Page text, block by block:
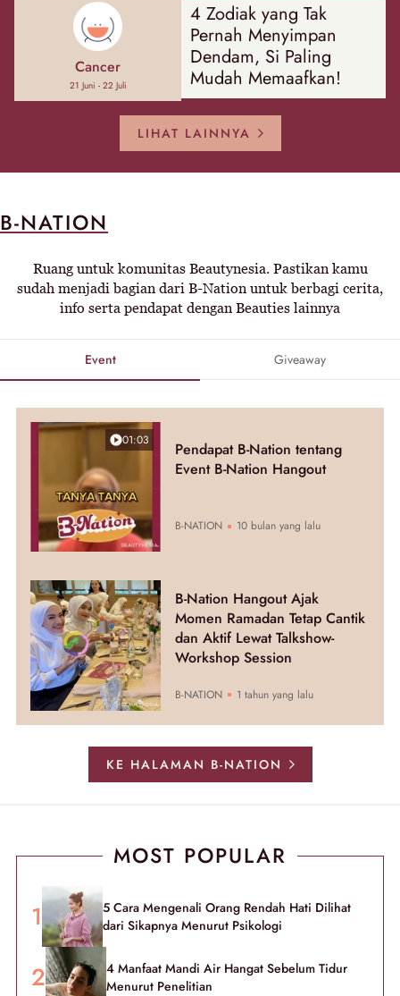
Cancer
21 Juni - 22 Juli
4 Zodiak yang Tak
Pernah Menyimpan
Dendam, Si Paling
Mudah Memaafkan!
LIHAT LAINNYA
B-NATION
Ruang untuk komunitas Beautynesia. Pastikan kamu
sudah menjadi bagian dari B-Nation untuk berbagi cerita,
info serta pendapat dengan Beauties lainnya
Event Giveaway
01:03
Pendapat B-Nation tentang
Event B-Nation Hangout
B-NATION 10 bulan yang lalu
B-Nation Hangout Ajak
Momen Ramadan Tetap Cantik
dan Aktif Lewat Talkshow-
Workshop Session
B-NATION 1 tahun yang lalu
KE HALAMAN B-NATION
MOST POPULAR
5 Cara Mengenali Orang Rendah Hati Dilihat
dari Sikapnya Menurut Psikologi
4 Manfaat Mandi Air Hangat Sebelum Tidur
Menurut Penelitian